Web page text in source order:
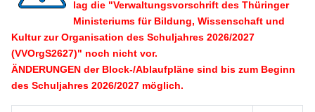
lag die "Verwaltungsvorschrift des Thüringer
Ministeriums für Bildung, Wissenschaft und
Kultur zur Organisation des Schuljahres 2026/2027
(VVOrgS2627)" noch nicht vor.
ÄNDERUNGEN der Block-/Ablaufpläne sind bis zum Beginn
des Schuljahres 2026/2027 möglich.